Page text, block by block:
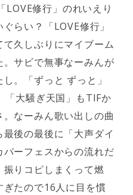
修行」のれいえり
らい？「LOVE修行」
久しぶりにマイブーム
サビで無事なーみんが
。「ずっと ずっと」
「大騒ぎ天国」もTIFか
なーみん歌い出しの曲
後の最後に「大声ダイ
ーフェスからの流れだ
りコピしまくって燃
たので16人に目を慣